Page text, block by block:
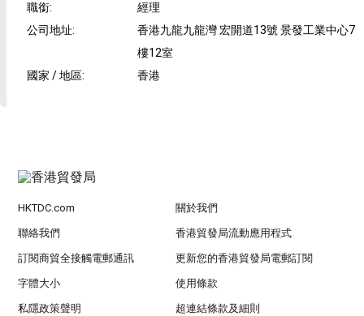
職銜:
經理
公司地址:
香港九龍九龍灣 宏開道13號 景發工業中心7
樓12室
國家 / 地區: 香港
HKTDC.com 關於我們
聯絡我們 香港貿發局流動應用程式
訂閱商貿全接觸電郵通訊 更新您的香港貿發局電郵訂閱
字體大小 使用條款
私隱政策聲明 超連結條款及細則